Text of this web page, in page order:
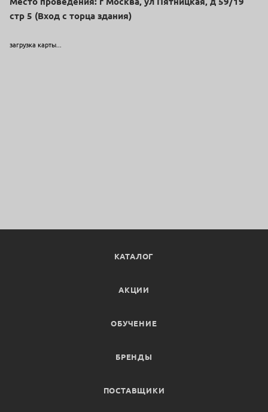
стр 5 (Вход с торца здания)
загрузка карты...
КАТАЛОГ
АКЦИИ
ОБУЧЕНИЕ
БРЕНДЫ
ПОСТАВЩИКИ